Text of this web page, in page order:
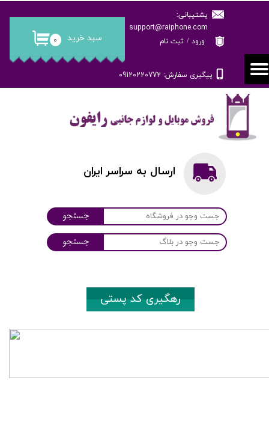
پشتیبانی:
support@raiphone.com
پیگیری سفارش: 09120220772
۰ سبد خرید ورود / ثبت نام
حساب کاربری من
تغییر گذر واژه
سفارشات
خروج از حساب کاربری
جستجو
جستجو
ارسال به سراسر ایران
رهگیری کد پستی